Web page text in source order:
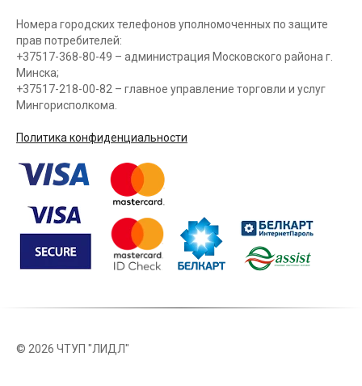
Номера городских телефонов уполномоченных по защите
прав потребителей:
+37517-368-80-49 – администрация Московского района г.
Минска;
+37517-218-00-82 – главное управление торговли и услуг
Мингорисполкома.
Политика конфиденциальности
© 2026 ЧТУП "ЛИДЛ"